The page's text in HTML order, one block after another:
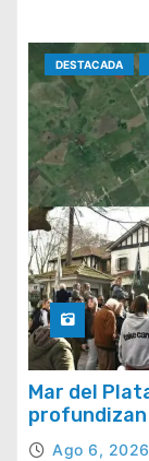
DESTACADA
Mar del
profundizan
respuesta
Ago 6, 2026